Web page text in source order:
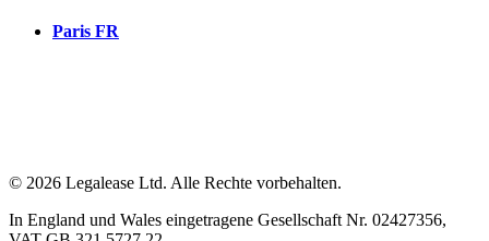
Paris FR
© 2026 Legalease Ltd. Alle Rechte vorbehalten.
In England und Wales eingetragene Gesellschaft Nr. 02427356,